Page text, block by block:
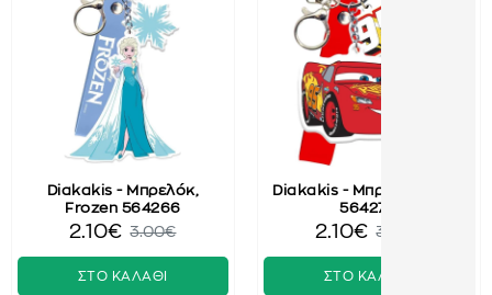
Diakakis - Μπρελόκ,
Frozen 564266
2.10€ 3.00€
ΣΤΟ ΚΑΛΑΘΙ
Diakakis - Μπρελόκ, Cars
564270
2.10€ 3.00€
ΣΤΟ ΚΑΛΑΘΙ